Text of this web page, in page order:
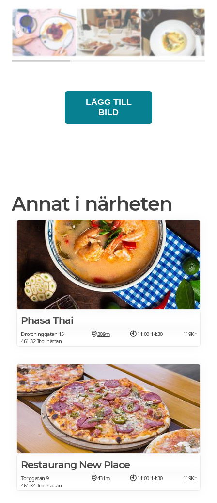
LÄGG TILL
BILD
Annat i närheten
Phasa Thai
Drottninggatan 15
461 32 Trollhättan
209m 11:00-14:30 119Kr
Restaurang New Place
Torggatan 9
461 34 Trollhättan
431m 11:00-14:30 119Kr